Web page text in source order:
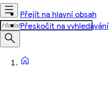
Přejít na hlavní obsah
Přeskočit na vyhledávání